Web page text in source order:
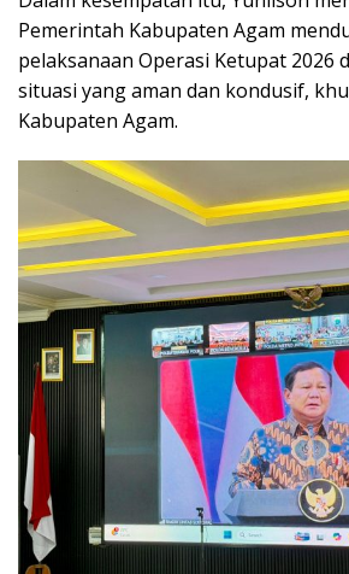
Pemerintah Kabupaten Agam
pelaksanaan Operasi Ketupat 2026
situasi yang aman dan kondusif,
Kabupaten Agam.